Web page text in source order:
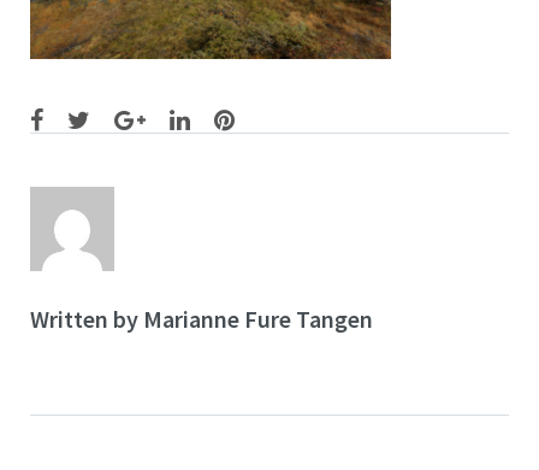
Facebook
TwitterGoogle+
LinkedInPinterest
Written by Marianne Fure Tangen